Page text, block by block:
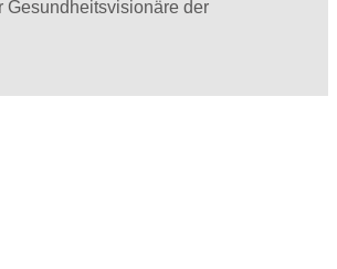
Gesundheitsvisionäre der